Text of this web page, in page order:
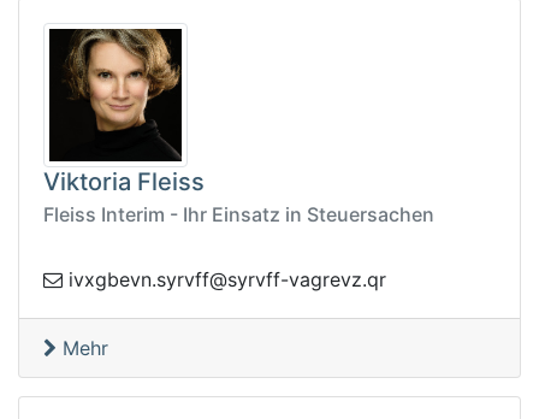
Viktoria Fleiss
Fleiss Interim - Ihr Einsatz in Steuersachen
rq.zv
ergav-ffvrys@ffvrys.nvebgxvi
Mehr